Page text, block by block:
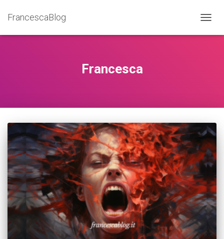
FrancescaBlog
Francesca